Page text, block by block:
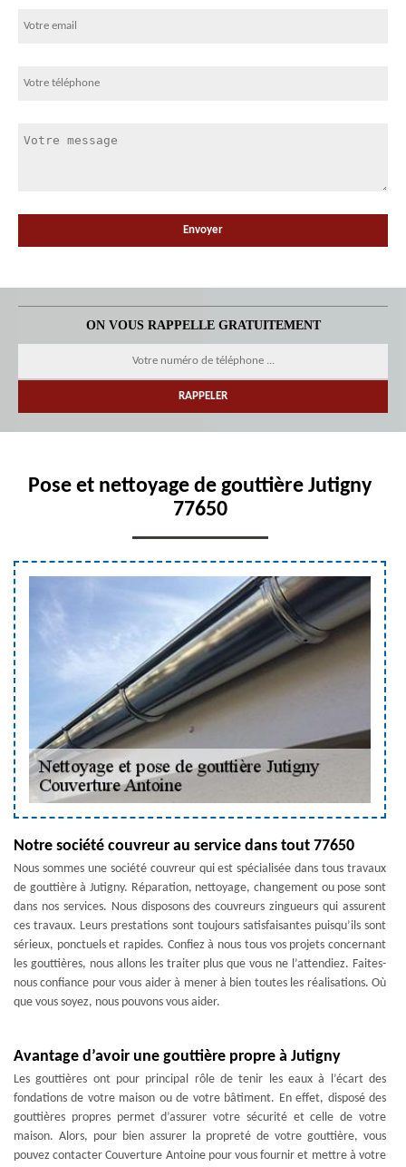
ON VOUS RAPPELLE GRATUITEMENT
Pose et nettoyage de gouttière Jutigny
77650
Notre société couvreur au service dans tout 77650
Nous sommes une société couvreur qui est spécialisée dans tous travaux
de gouttière à Jutigny. Réparation, nettoyage, changement ou pose sont
dans nos services. Nous disposons des couvreurs zingueurs qui assurent
ces travaux. Leurs prestations sont toujours satisfaisantes puisqu’ils sont
sérieux, ponctuels et rapides. Confiez à nous tous vos projets concernant
les gouttières, nous allons les traiter plus que vous ne l’attendiez. Faites-
nous confiance pour vous aider à mener à bien toutes les réalisations. Où
que vous soyez, nous pouvons vous aider.
Avantage d’avoir une gouttière propre à Jutigny
Les gouttières ont pour principal rôle de tenir les eaux à l’écart des
fondations de votre maison ou de votre bâtiment. En effet, disposé des
gouttières propres permet d’assurer votre sécurité et celle de votre
maison. Alors, pour bien assurer la propreté de votre gouttière, vous
pouvez contacter Couverture Antoine pour vous fournir et mettre à votre